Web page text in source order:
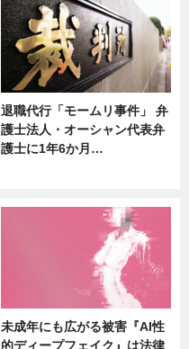
退職代行「モームリ事件」 弁
護士法人・オーシャン代表弁
護士に1年6か月…
未成年にも広がる被害『AI性
的ディープフェイク』は法律